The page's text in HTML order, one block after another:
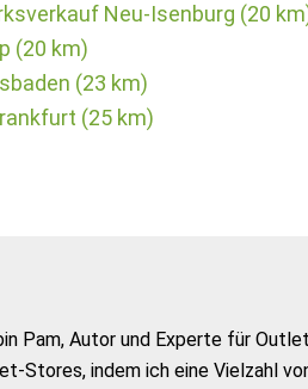
Neu-Isenburg (20
(20 km)
(23 km)
(25 km)
Pam, Autor und Experte für
Stores, indem ich eine Vielzahl